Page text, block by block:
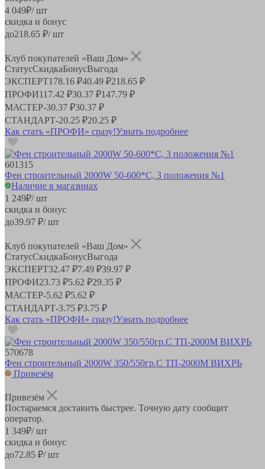
4 049₽/ шт
скидка и бонус
до218.65 ₽/ шт
Клуб покупателей «Ваш Дом»
СтатусСкидкаБонусВыгода
ЭКСПЕРТ178.16 ₽40.49 ₽218.65 ₽
ПРОФИ117.42 ₽30.37 ₽147.79 ₽
МАСТЕР-30.37 ₽30.37 ₽
СТАНДАРТ-20.25 ₽20.25 ₽
Как стать «ПРОФИ» сразу!Узнать подробнее
601315
Фен строительный 2000W 50-600*С, 3 положения №1
Наличие в магазинах
1 249₽/ шт
скидка и бонус
до39.97 ₽/ шт
Клуб покупателей «Ваш Дом»
СтатусСкидкаБонусВыгода
ЭКСПЕРТ32.47 ₽7.49 ₽39.97 ₽
ПРОФИ23.73 ₽5.62 ₽29.35 ₽
МАСТЕР-5.62 ₽5.62 ₽
СТАНДАРТ-3.75 ₽3.75 ₽
Как стать «ПРОФИ» сразу!Узнать подробнее
570678
Фен строительный 2000W 350/550гр.C ТП-2000М ВИХРЬ
Привезём
Привезём
Постараемся доставить быстрее. Точную дату сообщит
оператор.
1 349₽/ шт
скидка и бонус
до72.85 ₽/ шт